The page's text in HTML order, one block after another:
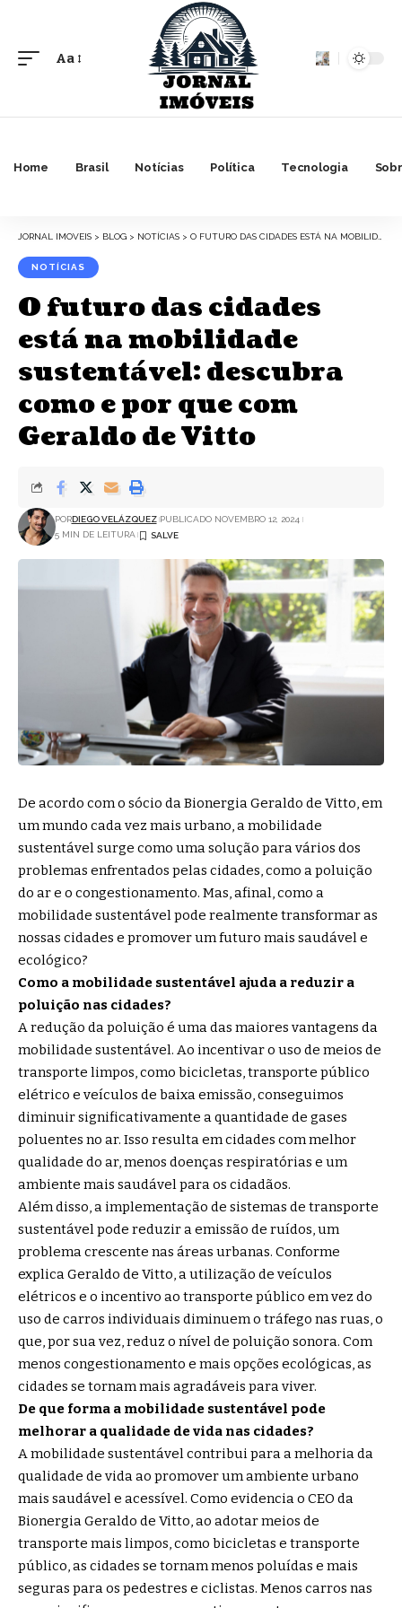
Font
Aa
Home Brasil Notícias Política Tecnologia
JORNAL IMOVEIS > BLOG > NOTÍCIAS > O FUTURO DAS CIDADES ESTÁ NA MOBILIDADE SUSTENTÁVEL: DESCUBRA COMO E POR QUE COM GERALDO DE VITTO
NOTÍCIAS
O futuro das cidades
está na mobilidade
sustentável: descubra
como e por que com
Geraldo de Vitto
PORDIEGO VELÁZQUEZ PUBLICADO NOVEMBRO 12, 2024
5 MIN DE LEITURA
De acordo com o sócio da Bionergia Geraldo de Vitto, em
um mundo cada vez mais urbano, a mobilidade
sustentável surge como uma solução para vários dos
problemas enfrentados pelas cidades, como a poluição
do ar e o congestionamento. Mas, afinal, como a
mobilidade sustentável pode realmente transformar as
nossas cidades e promover um futuro mais saudável e
ecológico?
Como a mobilidade sustentável ajuda a reduzir a
poluição nas cidades?
A redução da poluição é uma das maiores vantagens da
mobilidade sustentável. Ao incentivar o uso de meios de
transporte limpos, como bicicletas, transporte público
elétrico e veículos de baixa emissão, conseguimos
diminuir significativamente a quantidade de gases
poluentes no ar. Isso resulta em cidades com melhor
qualidade do ar, menos doenças respiratórias e um
ambiente mais saudável para os cidadãos.
Além disso, a implementação de sistemas de transporte
sustentável pode reduzir a emissão de ruídos, um
problema crescente nas áreas urbanas. Conforme
explica Geraldo de Vitto, a utilização de veículos
elétricos e o incentivo ao transporte público em vez do
uso de carros individuais diminuem o tráfego nas ruas, o
que, por sua vez, reduz o nível de poluição sonora. Com
menos congestionamento e mais opções ecológicas, as
cidades se tornam mais agradáveis para viver.
De que forma a mobilidade sustentável pode
melhorar a qualidade de vida nas cidades?
A mobilidade sustentável contribui para a melhoria da
qualidade de vida ao promover um ambiente urbano
mais saudável e acessível. Como evidencia o CEO da
Bionergia Geraldo de Vitto, ao adotar meios de
transporte mais limpos, como bicicletas e transporte
público, as cidades se tornam menos poluídas e mais
seguras para os pedestres e ciclistas. Menos carros nas